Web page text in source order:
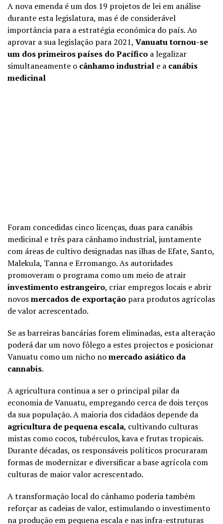
A nova emenda é um dos 19 projetos de lei em análise
durante esta legislatura, mas é de considerável
importância para a estratégia económica do país. Ao
aprovar a sua legislação para 2021, Vanuatu tornou-se
um dos primeiros países do Pacífico a legalizar
simultaneamente o cânhamo industrial e a canábis
medicinal
Foram concedidas cinco licenças, duas para canábis
medicinal e três para cânhamo industrial, juntamente
com áreas de cultivo designadas nas ilhas de Efate, Santo,
Malekula, Tanna e Erromango. As autoridades
promoveram o programa como um meio de atrair
investimento estrangeiro, criar empregos locais e abrir
novosmercados de exportação para produtos agrícolas
de valor acrescentado.
Se as barreiras bancárias forem eliminadas, esta alteração
poderá dar um novo fôlego a estes projectos e posicionar
Vanuatu como um nicho nomercado asiático da
cannabis.
A agricultura continua a ser o principal pilar da
economia de Vanuatu, empregando cerca de dois terços
da sua população. A maioria dos cidadãos depende da
agricultura de pequena escala, cultivando culturas
mistas como cocos, tubérculos, kava e frutas tropicais.
Durante décadas, os responsáveis políticos procuraram
formas de modernizar e diversificar a base agrícola com
culturas de maior valor acrescentado.
A transformação local do cânhamo poderia também
reforçar as cadeias de valor, estimulando o investimento
na produção em pequena escala e nas infra-estruturas